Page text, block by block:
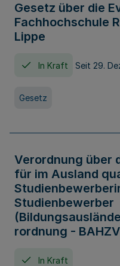
Gesetz über die
Fachhochschule
Lippe
In Kraft Seit 29.
Gesetz
Verordnung über
für im Ausland
Studienbewerber
rordnung -
In Kraft